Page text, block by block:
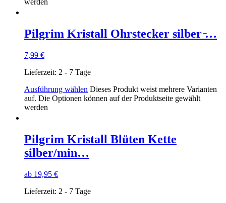
werden
Pilgrim Kristall Ohrstecker silber ̵…
7,99 €
Lieferzeit: 2 - 7 Tage
Ausführung wählen Dieses Produkt weist mehrere Varianten
auf. Die Optionen können auf der Produktseite gewählt
werden
Pilgrim Kristall Blüten Kette
silber/min…
ab 19,95 €
Lieferzeit: 2 - 7 Tage